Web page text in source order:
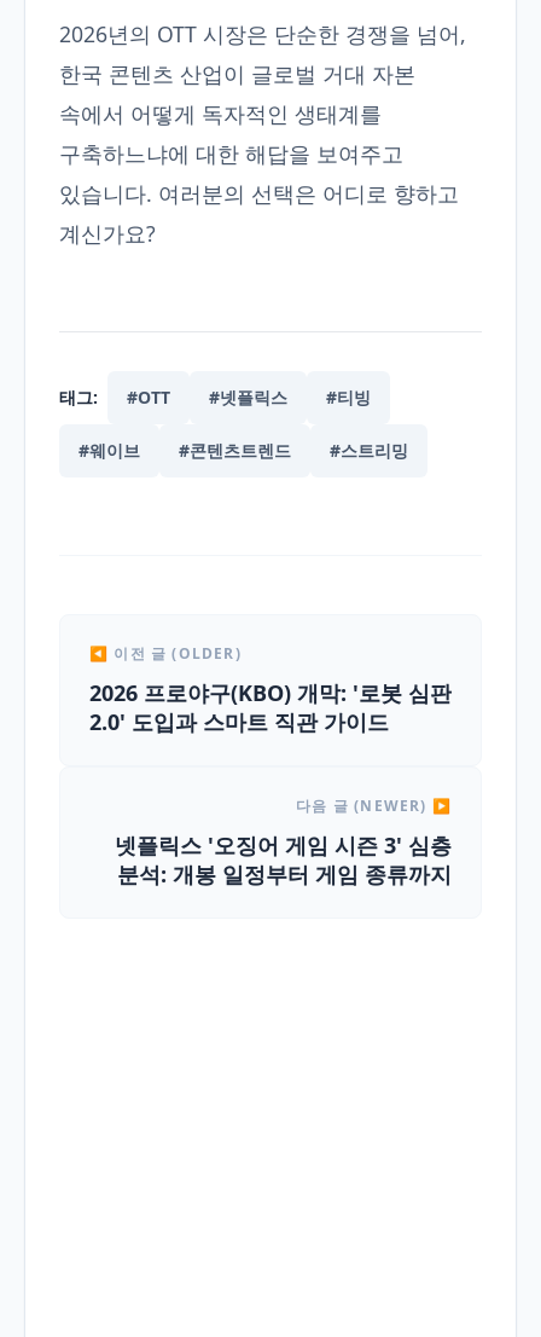
2026년의 OTT 시장은 단순한 경쟁을 넘어,
한국 콘텐츠 산업이 글로벌 거대 자본
속에서 어떻게 독자적인 생태계를
구축하느냐에 대한 해답을 보여주고
있습니다. 여러분의 선택은 어디로 향하고
계신가요?
태그: #OTT #넷플릭스 #티빙
#웨이브 #콘텐츠트렌드 #스트리밍
◀ 이전 글 (OLDER)
2026 프로야구(KBO) 개막: '로봇 심판
2.0' 도입과 스마트 직관 가이드
다음 글 (NEWER) ▶
넷플릭스 '오징어 게임 시즌 3' 심층
분석: 개봉 일정부터 게임 종류까지